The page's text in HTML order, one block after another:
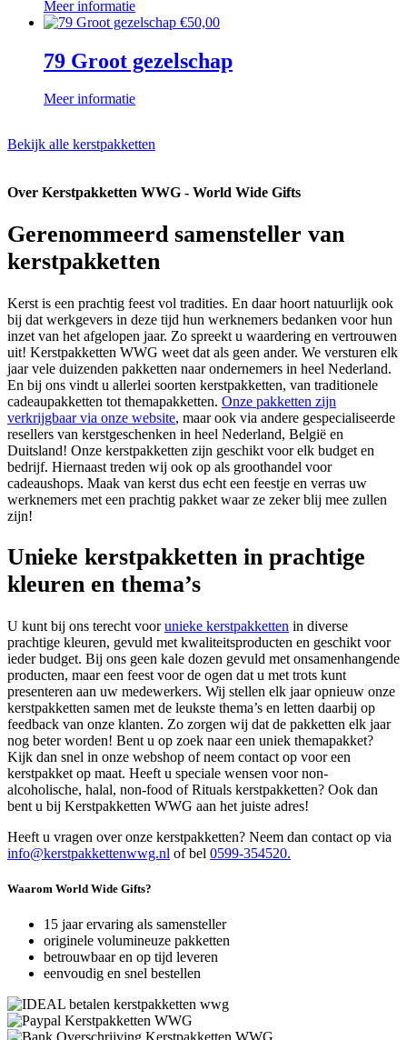
Meer informatie
€50,00
79 Groot gezelschap
Meer informatie
Bekijk alle kerstpakketten
Over Kerstpakketten WWG - World Wide Gifts
Gerenommeerd samensteller van
kerstpakketten
Kerst is een prachtig feest vol tradities. En daar hoort natuurlijk ook
bij dat werkgevers in deze tijd hun werknemers bedanken voor hun
inzet van het afgelopen jaar. Zo spreekt u waardering en vertrouwen
uit! Kerstpakketten WWG weet dat als geen ander. We versturen elk
jaar vele duizenden pakketten naar ondernemers in heel Nederland.
En bij ons vindt u allerlei soorten kerstpakketten, van traditionele
cadeaupakketten tot themapakketten. Onze pakketten zijn
verkrijgbaar via onze website, maar ook via andere gespecialiseerde
resellers van kerstgeschenken in heel Nederland, België en
Duitsland! Onze kerstpakketten zijn geschikt voor elk budget en
bedrijf. Hiernaast treden wij ook op als groothandel voor
cadeaushops. Maak van kerst dus echt een feestje en verras uw
werknemers met een prachtig pakket waar ze zeker blij mee zullen
zijn!
Unieke kerstpakketten in prachtige
kleuren en thema’s
U kunt bij ons terecht voorunieke kerstpakketten in diverse
prachtige kleuren, gevuld met kwaliteitsproducten en geschikt voor
ieder budget. Bij ons geen kale dozen gevuld met onsamenhangende
producten, maar een feest voor de ogen dat u met trots kunt
presenteren aan uw medewerkers. Wij stellen elk jaar opnieuw onze
kerstpakketten samen met de leukste thema’s en letten daarbij op
feedback van onze klanten. Zo zorgen wij dat de pakketten elk jaar
nog beter worden! Bent u op zoek naar een uniek themapakket?
Kijk dan snel in onze webshop of neem contact op voor een
kerstpakket op maat. Heeft u speciale wensen voor non-
alcoholische, halal, non-food of Rituals kerstpakketten? Ook dan
bent u bij Kerstpakketten WWG aan het juiste adres!
Heeft u vragen over onze kerstpakketten? Neem dan contact op via
info@kerstpakkettenwwg.nl of bel 0599-354520.
Waarom World Wide Gifts?
15 jaar ervaring als samensteller
originele volumineuze pakketten
betrouwbaar en op tijd leveren
eenvoudig en snel bestellen